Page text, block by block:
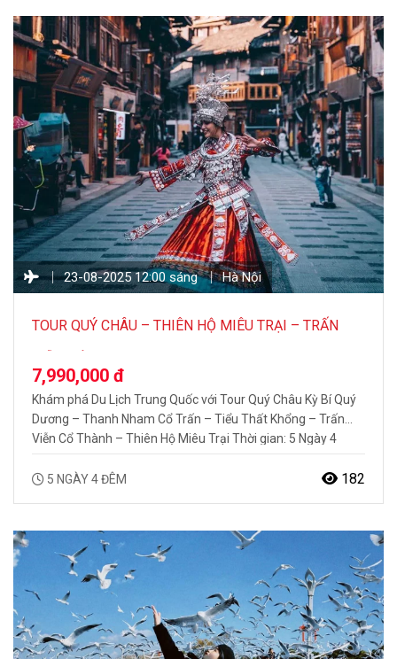
23-08-2025 12:00 sáng Hà Nội
TOUR QUÝ CHÂU – THIÊN HỘ MIÊU TRẠI – TRẤN
7,990,000 đ
Khám phá Du Lịch Trung Quốc với Tour Quý Châu Kỳ Bí Quý
Dương – Thanh Nham Cổ Trấn – Tiểu Thất Khổng – Trấn
Viễn Cổ Thành – Thiên Hộ Miêu Trại Thời gian: 5 Ngày 4
hàng tuần ĐIỂM ĐẶC SẮC TRONG CHƯƠNG TRÌNH…
5 NGÀY 4 ĐÊM 182